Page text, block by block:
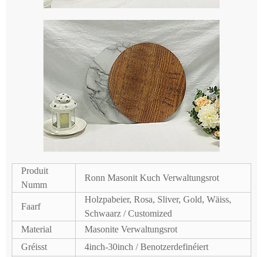
Produit
Numm
Ronn Masonit Kuch Verwaltungsrot
Faarf
Holzpabeier, Rosa, Sliver, Gold, Wäiss,
Schwaarz / Customized
Material
Masonite Verwaltungsrot
Gréisst
4inch-30inch / Benotzerdefinéiert